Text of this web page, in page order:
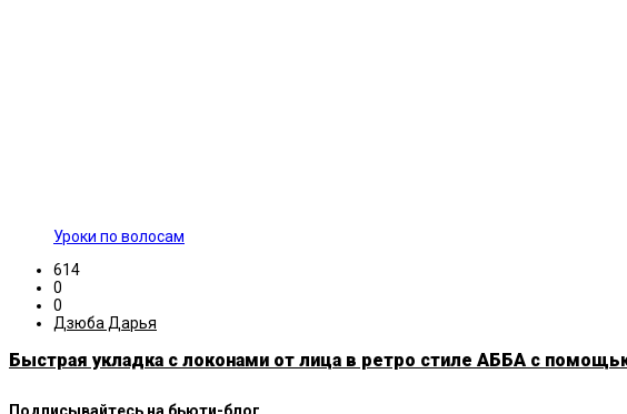
Уроки по волосам
614
0
0
Дзюба Дарья
Быстрая укладка с локонами от лица в ретро стиле АББА с